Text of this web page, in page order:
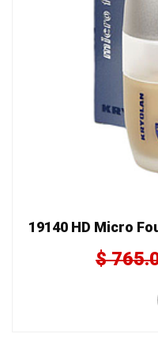
19140 HD Micro
$